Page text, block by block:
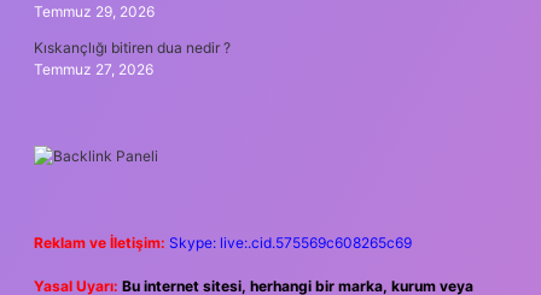
Temmuz 29, 2026
Kıskançlığı bitiren dua nedir ?
Temmuz 27, 2026
Reklam ve İletişim: Skype: live:.cid.575569c608265c69
Yasal Uyarı: Bu internet sitesi, herhangi bir marka, kurum veya